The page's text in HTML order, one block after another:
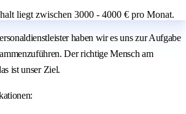
liegt zwischen 3000 - 4000 € pro Monat.
haben wir es uns zur Aufgabe
Der richtige Mensch am
ist unser Ziel.